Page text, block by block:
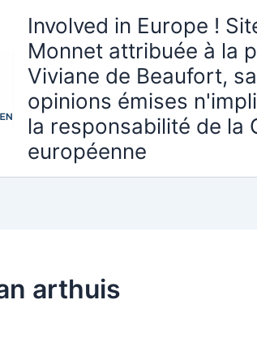
Involved in Europe !
Monnet attribuée à la
Viviane de Beaufort,
opinions émises
la responsabilité de la
européenne
arthuis